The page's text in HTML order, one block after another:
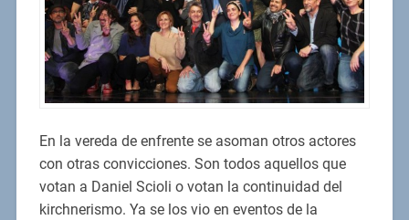
En la vereda de enfrente se asoman otros actores
con otras convicciones. Son todos aquellos que
votan a Daniel Scioli o votan la continuidad del
kirchnerismo. Ya se los vio en eventos de la